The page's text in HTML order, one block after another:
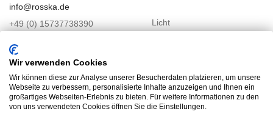
info@rosska.de
+49 (0) 15737738390
Licht
Accessoires
Wir verwenden Cookies
Wir können diese zur Analyse unserer Besucherdaten platzieren, um unsere
Webseite zu verbessern, personalisierte Inhalte anzuzeigen und Ihnen ein
großartiges Webseiten-Erlebnis zu bieten. Für weitere Informationen zu den
von uns verwendeten Cookies öffnen Sie die Einstellungen.